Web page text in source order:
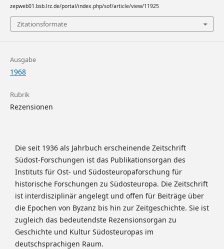
zepweb01.bsb.lrz.de/portal/index.php/sof/article/view/11925
Zitationsformate
Ausgabe
1968
Rubrik
Rezensionen
Die seit 1936 als Jahrbuch erscheinende Zeitschrift
Südost-Forschungen ist das Publikationsorgan des
Instituts für Ost- und Südosteuropaforschung für
historische Forschungen zu Südosteuropa. Die Zeitschrift
ist interdisziplinär angelegt und offen für Beiträge über
die Epochen von Byzanz bis hin zur Zeitgeschichte. Sie ist
zugleich das bedeutendste Rezensionsorgan zu
Geschichte und Kultur Südosteuropas im
deutschsprachigen Raum.